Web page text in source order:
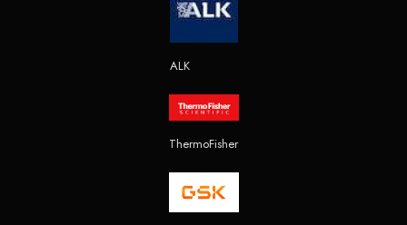
ALK
ThermoFisher